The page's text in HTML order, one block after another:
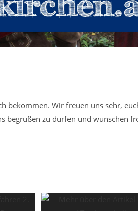
bekommen. Wir freuen uns sehr,
begrüßen zu dürfen und wünschen